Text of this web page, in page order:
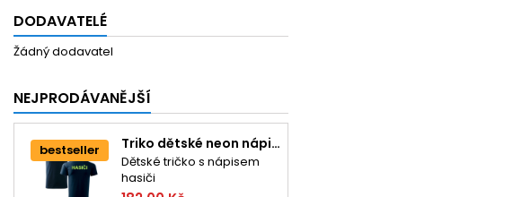
DODAVATELÉ
Žádný dodavatel
NEJPRODÁVANĚJŠÍ
bestseller Triko dětské neon nápis HASIČI
Dětské tričko s nápisem
hasiči